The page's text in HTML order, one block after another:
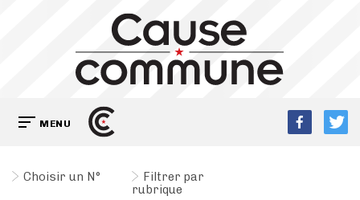
MENU
Choisir un N°
Filtrer par
rubrique